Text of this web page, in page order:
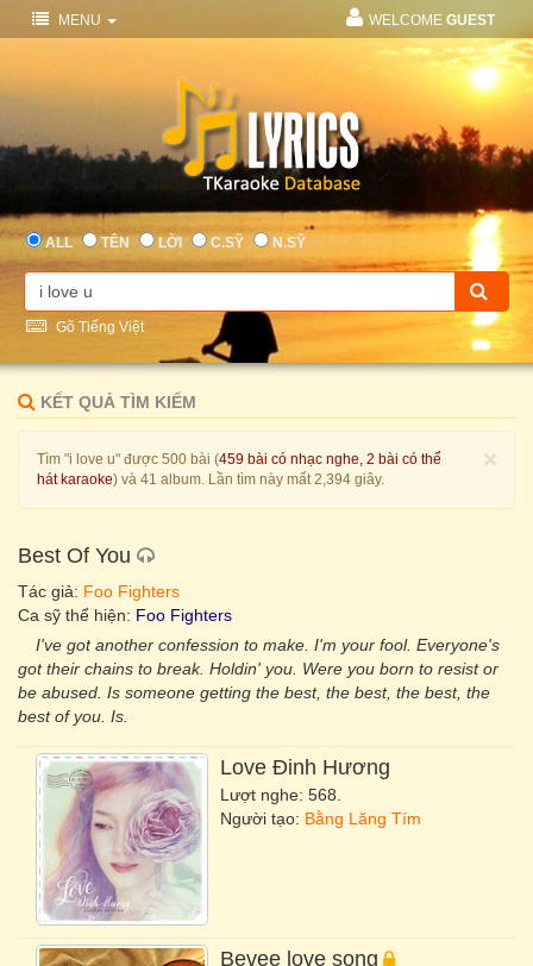
MENU WELCOME GUEST
ALL TÊN LỜI C.SỸ N.SỸ
Gõ Tiếng Việt
KẾT QUẢ TÌM KIẾM
×
Tìm "i love u" được 500 bài (459 bài có nhạc nghe, 2 bài có thể
hát karaoke) và 41 album. Lần tìm này mất 2,394 giây.
Best Of You
Tác giả: Foo Fighters
Ca sỹ thể hiện: Foo Fighters
I've got another confession to make. I'm your fool. Everyone's
got their chains to break. Holdin' you. Were you born to resist or
be abused. Is someone getting the best, the best, the best, the
best of you. Is.
Love Đinh Hương
Lượt nghe: 568.
Người tạo: Bằng Lăng Tím
Bevee love song